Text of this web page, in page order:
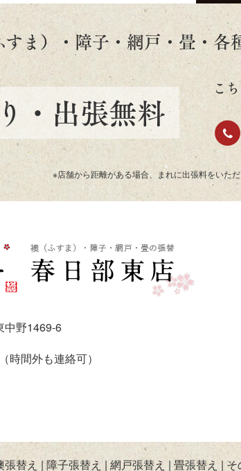
ま）・障子・網戸・畳・各
・出張無料
こ
※店舗から距離がある場合、まれに出張料をいた
中野1469-6
時間外も連絡可）
張替え 障子張替え 網戸張替え 畳張替え そ